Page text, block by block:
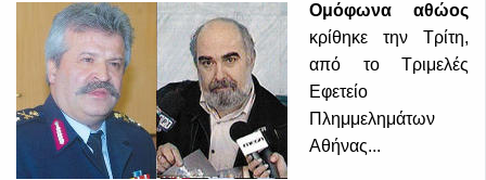
Ομόφωνα αθώος
κρίθηκε την Τρίτη,
από το Τριμελές
Εφετείο
Πλημμελημάτων
Αθήνας...